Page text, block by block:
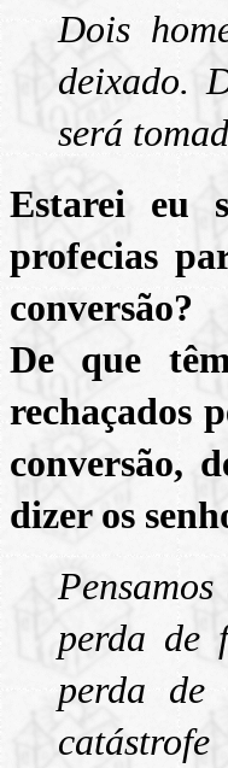
Dois
deixado.
será
Estarei eu
profecias
conversão?
De que
rechaçados
conversão,
dizer os
perda de
perda de